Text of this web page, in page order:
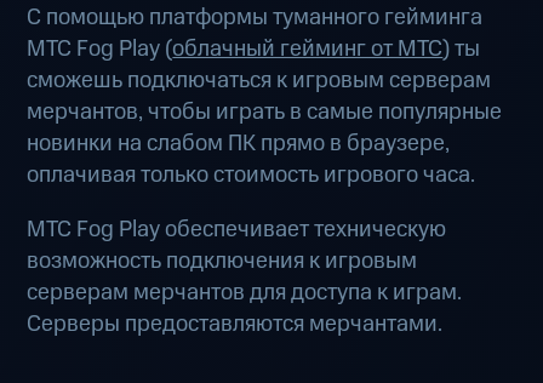
С помощью платформы туманного гейминга
МТС Fog Play (облачный гейминг от МТС) ты
сможешь подключаться к игровым серверам
мерчантов, чтобы играть в самые популярные
новинки на слабом ПК прямо в браузере,
оплачивая только стоимость игрового часа.
МТС Fog Play обеспечивает техническую
возможность подключения к игровым
серверам мерчантов для доступа к играм.
Серверы предоставляются мерчантами.